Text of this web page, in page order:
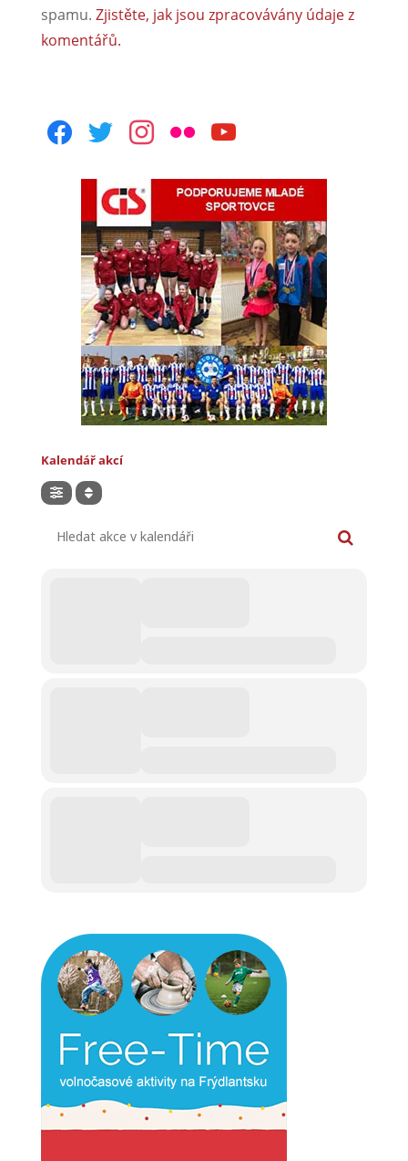
spamu. Zjistěte, jak jsou zpracovávány údaje z
komentářů.
facebooktwitterinstagram
flickr youtube
Kalendář akcí